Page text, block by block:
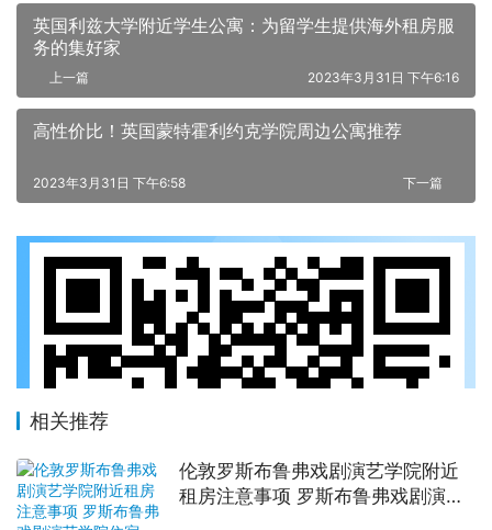
英国利兹大学附近学生公寓：为留学生提供海外租房服
务的集好家
上一篇 2023年3月31日 下午6:16
高性价比！英国蒙特霍利约克学院周边公寓推荐
下一篇
2023年3月31日 下午6:58
相关推荐
伦敦罗斯布鲁弗戏剧演艺学院附近
租房注意事项 罗斯布鲁弗戏剧演艺